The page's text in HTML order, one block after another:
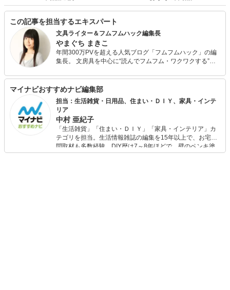
この記事を担当するエキスパート
文具ライター＆フムフムハック編集長
やまぐち まきこ
年間300万PVを超える人気ブログ「フムフムハック」の編
集長。 文房具を中心に“読んでフムフム・ワクワクする”コ
中。 「NIKKEIリスキリング」にて文具記事を執筆。
マイナビおすすめナビ編集部
担当：生活雑貨・日用品、住まい・ＤＩＹ、家具・インテ
リア
中村 亜紀子
「生活雑貨」「住まい・ＤＩＹ」「家具・インテリア」カ
テゴリを担当。生活情報雑誌の編集を15年以上で、お宅訪
問取材も多数経験。DIY歴は7～8年ほどで、壁のペンキ塗
りや壁紙チェンジなどもチャレンジ済み。初心者でもモノ